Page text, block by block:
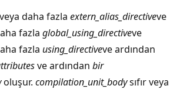
daha fazla extern_alias_directiveve
fazla global_using_directiveve
fazla using_directiveve ardından
ve ardından bir
oluşur. compilation_unit_bodysıfır veya